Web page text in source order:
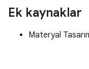
Ek kaynaklar
Materyal